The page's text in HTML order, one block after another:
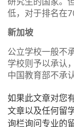
低，对于排名在
新加坡
公立学校一般不
学校则予以承认
中国教育部不承
如果此文章对您
文章以及任何留
询栏询问专业的